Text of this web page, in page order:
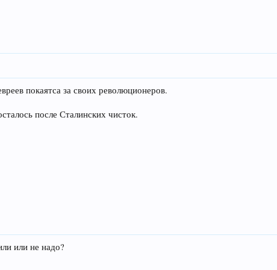
покаятса за своих революционеров.
после Сталинских чисток.
или не надо?